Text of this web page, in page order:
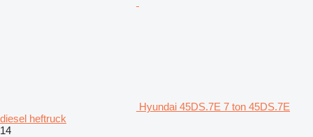
Hyundai 45DS.7E 7 ton 45DS.7E
diesel heftruck
14